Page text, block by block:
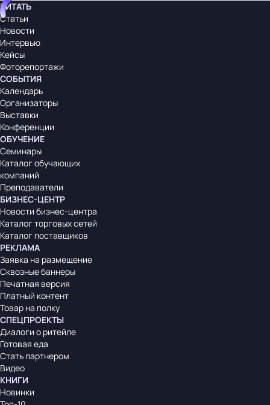
ЧИТАТЬ
Статьи
Новости
Интервью
Кейсы
Фоторепортажи
СОБЫТИЯ
Календарь
Организаторы
Выставки
Конференции
ОБУЧЕНИЕ
Семинары
Каталог обучающих
компаний
Преподаватели
БИЗНЕС-ЦЕНТР
Новости бизнес-центра
Каталог торговых сетей
Каталог поставщиков
РЕКЛАМА
Заявка на размещение
Сквозные баннеры
Печатная версия
Платный контент
Товар на полку
СПЕЦПРОЕКТЫ
Диалоги о ритейле
Готовая еда
Стать партнером
Видео
КНИГИ
Новинки